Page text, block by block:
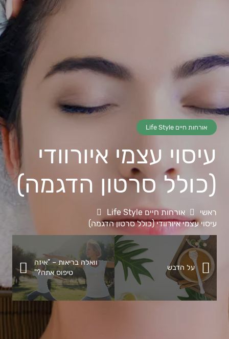
אורחות חיים Life Style
עיסוי עצמי איורוודי
(כולל סרטון הדגמה)
ראשי
אורחות חיים Life Style
עיסוי עצמי איורוודי (כולל סרטון הדגמה)
וואלה בריאות – "איזה
טיפוס אתה?"
על הדבש